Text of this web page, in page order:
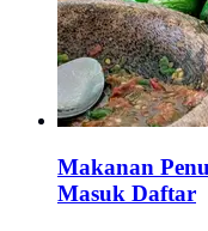
Makanan
Masuk Daftar